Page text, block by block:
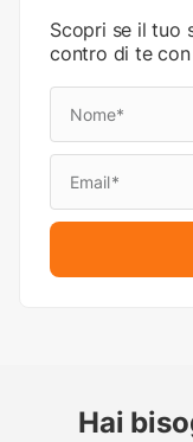
Scopri se il tuo
contro di te
Hai